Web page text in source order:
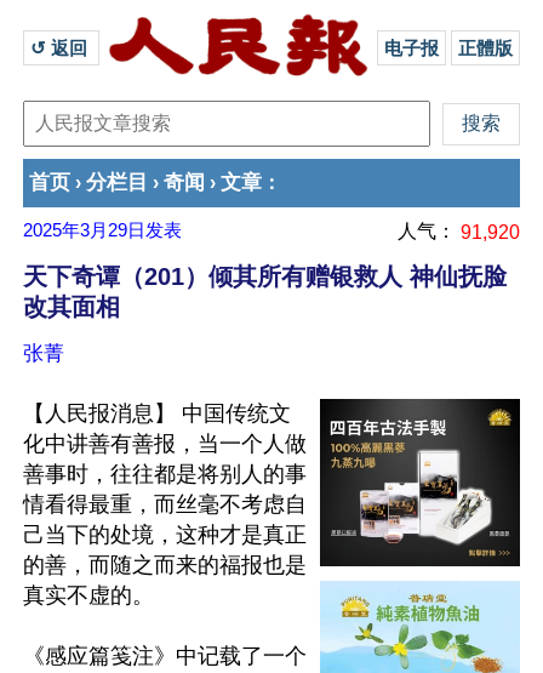
↺ 返回 电子报 正體版
首页 › 分栏目 › 奇闻 › 文章 ：
2025年3月29日 发表 人气： 91,920
天下奇谭（201）倾其所有赠银救人 神仙抚脸
改其面相
张菁
【人民报消息】 中国传统文
化中讲善有善报，当一个人做
善事时，往往都是将别人的事
情看得最重，而丝毫不考虑自
己当下的处境，这种才是真正
的善，而随之而来的福报也是
真实不虚的。
《感应篇笺注》中记载了一个